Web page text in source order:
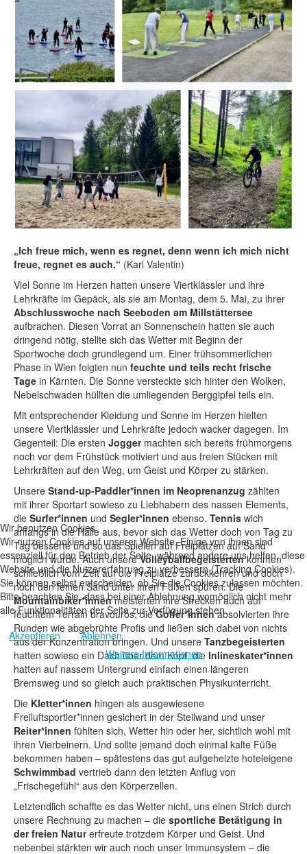
„Ich freue mich, wenn es regnet, denn wenn ich mich nicht
freue, regnet es auch.“ (Karl Valentin)
Viel Sonne im Herzen hatten unsere Viertklässler und ihre
Lehrkräfte im Gepäck, als sie am Montag, dem 5. Mai, zu ihrer
Abschlusswoche nach Seeboden am Millstättersee
aufbrachen. Diesen Vorrat an Sonnenschein hatten sie auch
dringend nötig, stellte sich das Wetter mit Beginn der
Sportwoche doch grundlegend um. Einer frühsommerlichen
Phase in Wien folgten nun feuchte und teils recht frische
Tage in Kärnten. Die Sonne versteckte sich hinter den Wolken,
Nebelschwaden hüllten die umliegenden Berggipfel teils ein.
Mit entsprechender Kleidung und Sonne im Herzen hielten
unsere Viertklässler und Lehrkräfte jedoch wacker dagegen. Im
Gegenteil: Die ersten Joggermachten sich bereits frühmorgens
noch vor dem Frühstück motiviert und aus freien Stücken mit
Lehrkräften auf den Weg, um Geist und Körper zu stärken.
Unsere Stand-up-Paddler*innen im Neoprenanzug zählten
mit ihrer Sportart sowieso zu Liebhabern des nassen Elements,
die Surfer*innen und Segler*innen ebenso. Tennis wich
anfangs in die Halle aus, bevor sich das Wetter doch von Tag zu
Tag besserte und so das Spielen auf Freiplätzen auf Sand
möglich wurde. Auch unsereVolleyballbegeistertenkonnten
schließlich vom Zelt auf die Freiplätze zurückkehren und doch
noch den feinen Sand unter ihren Füßen spüren. Die
Mountainbiker*innenmeisterten ihre Strecken auch auf
feuchtem Terrain bravourös, dieGolfer*innenabsolvierten ihre
Runden wie abgebrühte Profis und ließen sich dabei von nichts
aus der Konzentration bringen. Und unsere Tanzbegeisterten
hatten sowieso ein Dach über dem Kopf, die Inlineskater*innen
hatten auf nassem Untergrund einfach einen längeren
Bremsweg und so gleich auch praktischen Physikunterricht.
Die Kletter*innen hingen als ausgewiesene
Freiluftsportler*innen gesichert in der Steilwand und unser
Reiter*innen fühlten sich, Wetter hin oder her, sichtlich wohl mit
ihren Vierbeinern. Und sollte jemand doch einmal kalte Füße
bekommen haben – spätestens das gut aufgeheizte hoteleigene
Schwimmbad vertrieb dann den letzten Anflug von
„Frischegefühl“ aus den Körperzellen.
Letztendlich schaffte es das Wetter nicht, uns einen Strich durch
unsere Rechnung zu machen – die sportliche Betätigung in
der freien Naturerfreute trotzdem Körper und Geist. Und
nebenbei stärkten wir auch noch unser Immunsystem – die
Wir benutzen Cookies
Wir nutzen Cookies auf unserer Website. Einige von ihnen sind
essenziell für den Betrieb der Seite, während andere uns helfen, diese
Website und die Nutzererfahrung zu verbessern (Tracking Cookies).
Sie können selbst entscheiden, ob Sie die Cookies zulassen möchten.
Bitte beachten Sie, dass bei einer Ablehnung womöglich nicht mehr
alle Funktionalitäten der Seite zur Verfügung stehen.
Akzeptieren
Ablehnen
Weitere Informationen